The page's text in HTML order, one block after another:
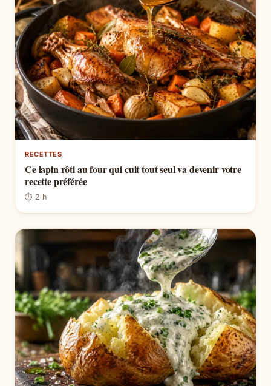
RECETTES
Ce lapin rôti au four qui cuit tout seul va devenir votre
recette préférée
⏱ 2 h